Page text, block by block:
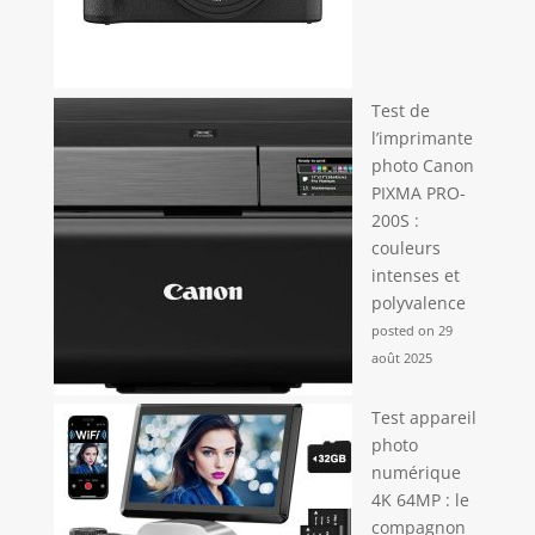
cadres, vous pouvez écrire dans l'espace vide de la
Test de
l’imprimante
photo Canon
PIXMA PRO-
200S :
couleurs
intenses et
polyvalence
posted on 29
août 2025
Test appareil
photo
numérique
4K 64MP : le
compagnon